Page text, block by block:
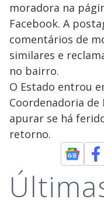
moradora na
Facebook. A
comentários de
similares e
no bairro.
O Estado entrou
Coordenadoria de
apurar se há
retorno.